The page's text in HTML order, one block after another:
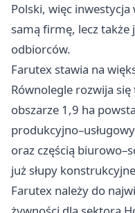
Polski, więc
samą firmę, lecz także
odbiorców.
Farutex stawia na
Równolegle rozwija
obszarze 1,9 ha
oraz częścią
już słupy
Farutex należy do